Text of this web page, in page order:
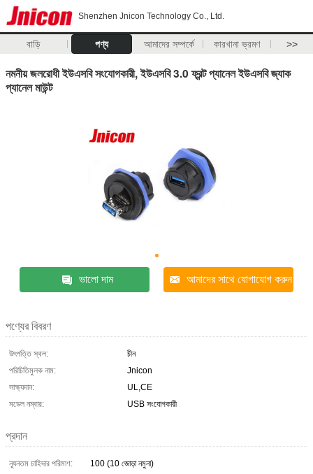
Shenzhen Jnicon Technology Co., Ltd.
বাড়ি পণ্য আমাদের সম্পর্কে কারখানা ভ্রমণ >>
নমনীয় জলরোধী ইউএসবি সংযোগকারী, ইউএসবি 3.0 ফ্রন্ট প্যানেল ইউএসবি জ্যাক
প্যানেল মাউন্ট
ভালো দাম আমাদের সাথে যোগাযোগ করুন
পণ্যের বিবরণ
উৎপত্তি স্থল:
চীন
পরিচিতিমুলক নাম:
Jnicon
সাক্ষ্যদান:
UL,CE
মডেল নম্বার:
USB সংযোগকারী
প্রদান
ন্যূনতম চাহিদার পরিমাণ:
100 (10 জোড়া নমুনা)